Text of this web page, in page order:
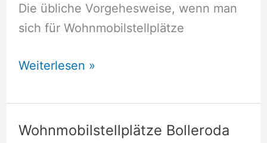
Die übliche Vorgehesweise, wenn man
sich für Wohnmobilstellplätze
Wohnmobilstellplätze
Weiterlesen »
Wohnmobilstellplätze Bolleroda